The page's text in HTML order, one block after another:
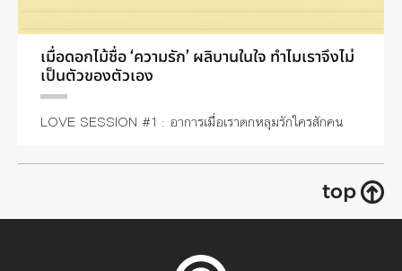
เมื่อดอกไม้ชื่อ ‘ความรัก’ ผลิบานในใจ ทำไมเราจึงไม่
เป็นตัวของตัวเอง
LOVE SESSION #1 : อาการเมื่อเราตกหลุมรักใครสักคน
top